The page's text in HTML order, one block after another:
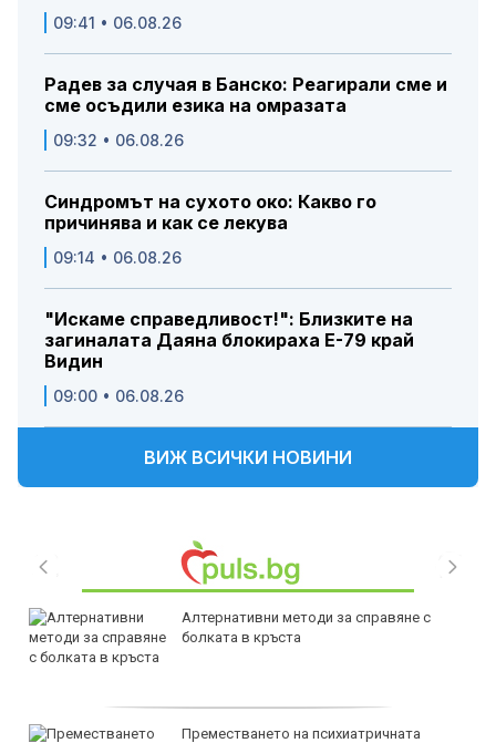
09:41 • 06.08.26
Радев за случая в Банско: Реагирали сме и
сме осъдили езика на омразата
09:32 • 06.08.26
Синдромът на сухото око: Какво го
причинява и как се лекува
09:14 • 06.08.26
"Искаме справедливост!": Близките на
загиналата Даяна блокираха Е-79 край
Видин
09:00 • 06.08.26
ВИЖ ВСИЧКИ НОВИНИ
Алтернативни методи за справяне с
болката в кръста
Преместването на психиатричната